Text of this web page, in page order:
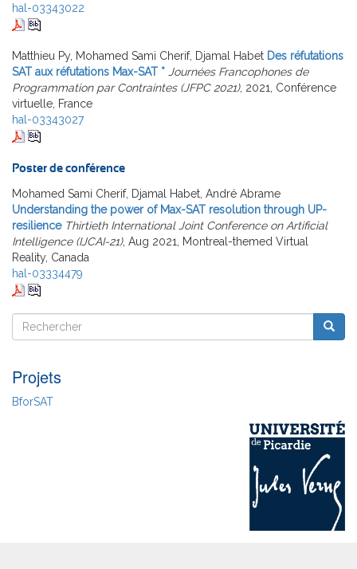
hal-03343022
Matthieu Py, Mohamed Sami Cherif, Djamal Habet Des réfutations
SAT aux réfutations Max-SAT * Journées Francophones de
Programmation par Contraintes (JFPC 2021), 2021, Conférence
virtuelle, France
hal-03343027
Poster de conférence
Mohamed Sami Cherif, Djamal Habet, André Abrame
Understanding the power of Max-SAT resolution through UP-
resilience Thirtieth International Joint Conference on Artificial
Intelligence (IJCAI-21), Aug 2021, Montreal-themed Virtual
Reality, Canada
hal-03334479
Rechercher
Rechercher
Projets
BforSAT